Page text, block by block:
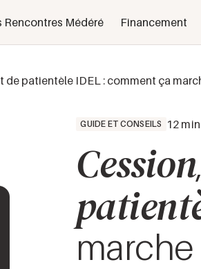
Rencontres Médéré Financement
de patientèle IDEL : comment ça
GUIDE ET CONSEILS 12
Cession,
marche